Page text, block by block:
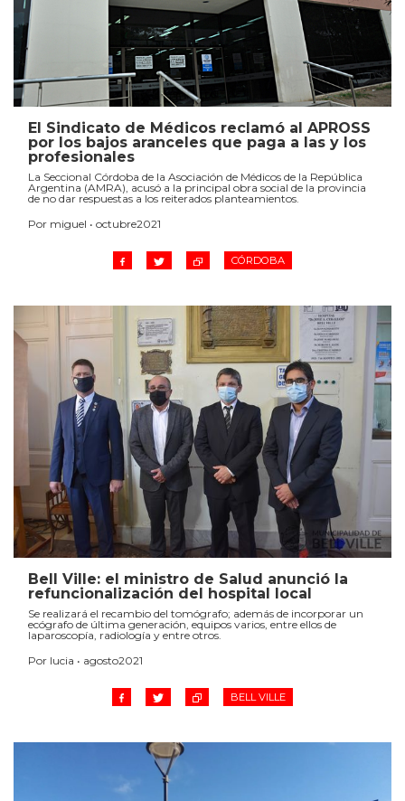
El Sindicato de Médicos reclamó al APROSS
por los bajos aranceles que paga a las y los
profesionales
La Seccional Córdoba de la Asociación de Médicos de la República
Argentina (AMRA), acusó a la principal obra social de la provincia
de no dar respuestas a los reiterados planteamientos.
Por miguel • octubre2021
CÓRDOBA
Bell Ville: el ministro de Salud anunció la
refuncionalización del hospital local
Se realizará el recambio del tomógrafo; además de incorporar un
ecógrafo de última generación, equipos varios, entre ellos de
laparoscopía, radiología y entre otros.
Por lucia • agosto2021
BELL VILLE